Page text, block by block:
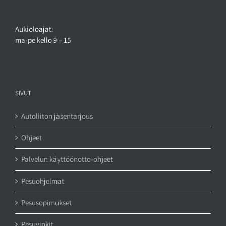
Aukioloajat:
ma-pe kello 9 – 15
SIVUT
Autoliiton jäsentarjous
Ohjeet
Palvelun käyttöönotto-ohjeet
Pesuohjelmat
Pesusopimukset